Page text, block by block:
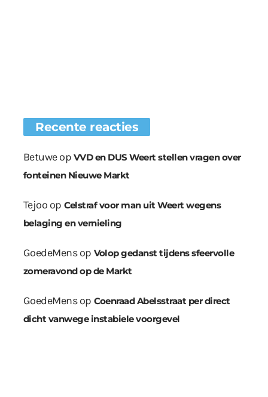
Recente reacties
Betuweop VVD en DUS Weert stellen vragen over
fonteinen Nieuwe Markt
Tejoo op Celstraf voor man uit Weert wegens
belaging en vernieling
GoedeMensop Volop gedanst tijdens sfeervolle
zomeravond op de Markt
GoedeMensop Coenraad Abelsstraat per direct
dicht vanwege instabiele voorgevel